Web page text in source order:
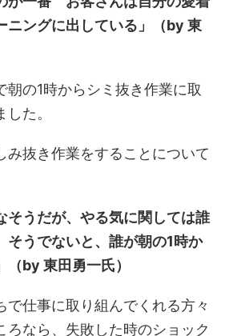
ニングに出している」（by 東
朝の1時からシミ抜き作業に取
た。
み抜き作業をすることについて
そうだが、やる気に関しては誰
うでないと、誰が朝の1時か
（by 東田勇一氏）
で仕事に取り組んでくれる方々
ろなら、失敗した時のショック